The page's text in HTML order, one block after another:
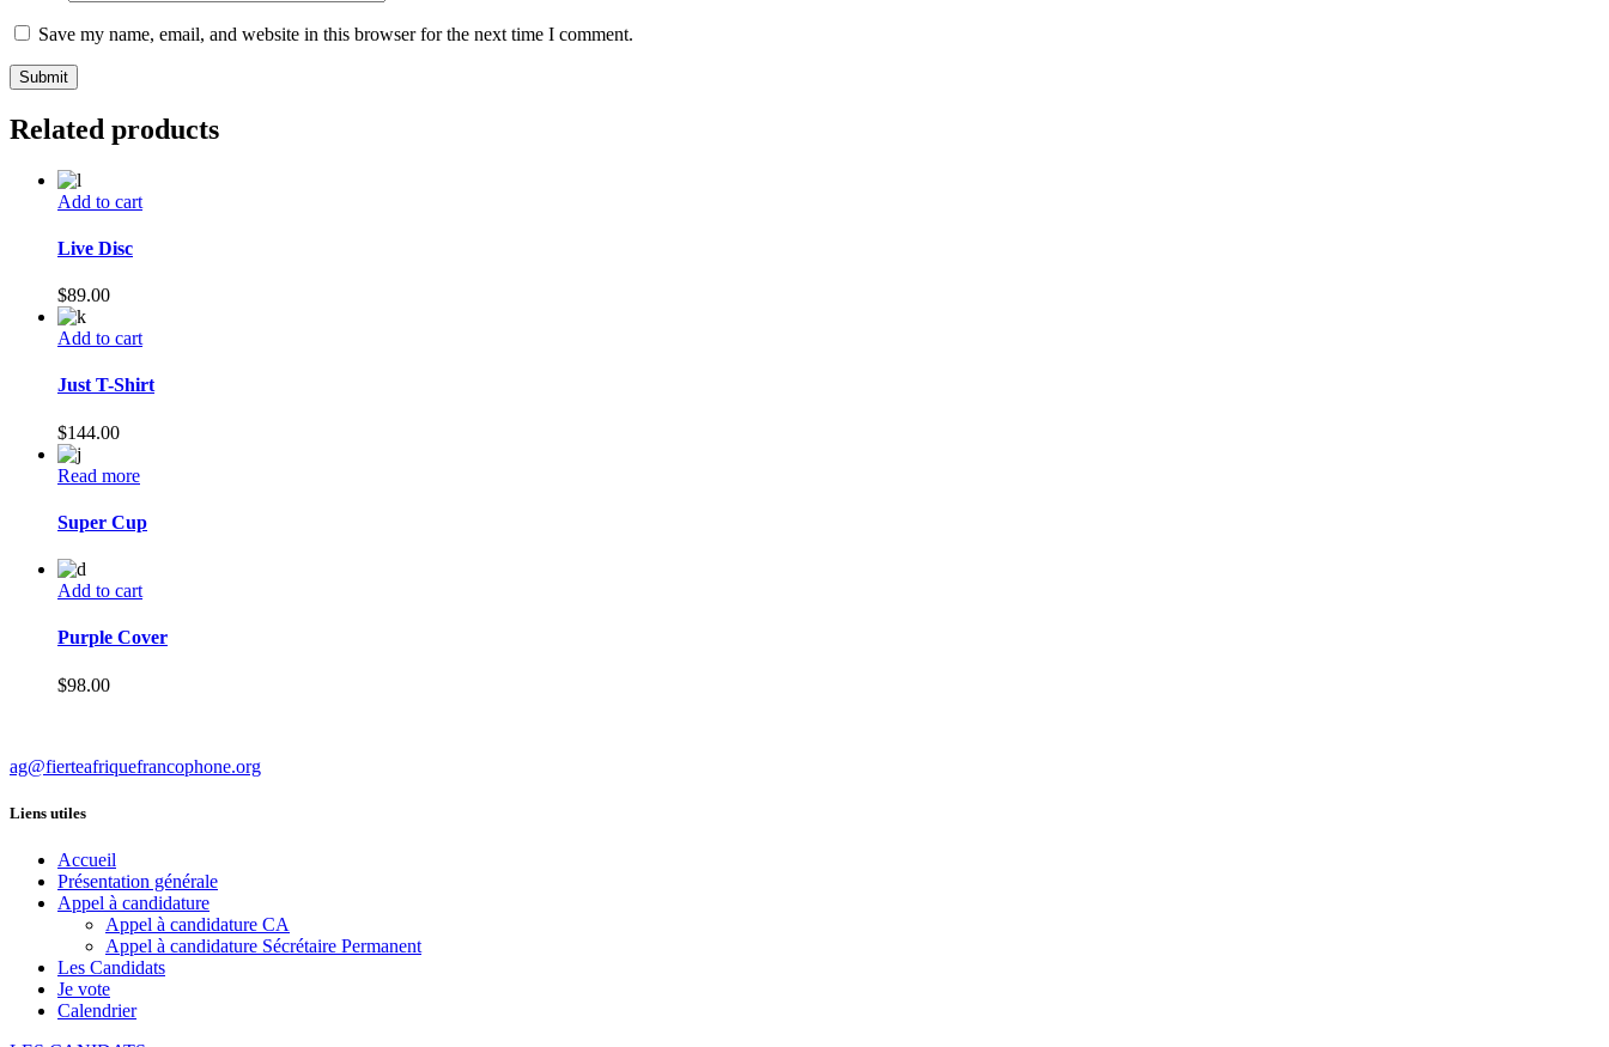
Save my name, email, and website in this browser for the next time I comment.
Related products
Add to cart
Live Disc
$89.00
Add to cart
Just T-Shirt
$144.00
Read more
Super Cup
Add to cart
Purple Cover
$98.00
ag@fierteafriquefrancophone.org
Liens utiles
Accueil
Présentation générale
Appel à candidature
Appel à candidature CA
Appel à candidature Sécrétaire Permanent
Les Candidats
Je vote
Calendrier